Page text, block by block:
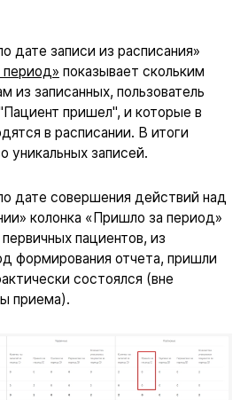
дате записи из расписания»
показывает скольким
из записанных, пользователь
пришел", и которые в
в расписании. В итоги
уникальных записей.
дате совершения действий над
колонка «Пришло за период»
пациентов, из
формирования отчета, пришли
состоялся (вне
приема).